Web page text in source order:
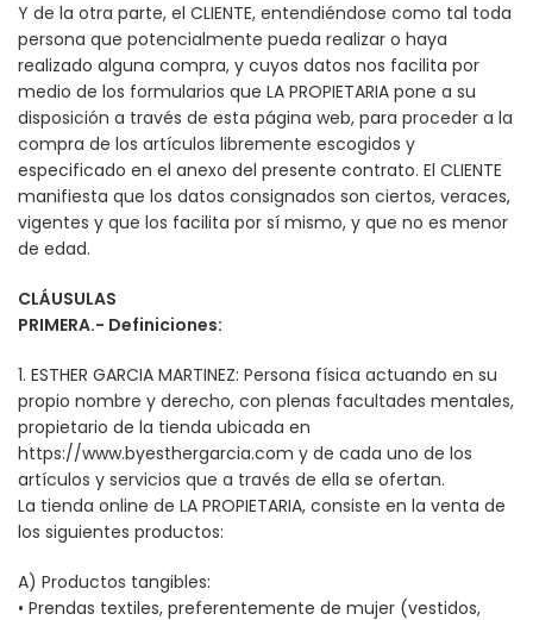
Y de la otra parte, el CLIENTE, entendiéndose como tal toda
persona que potencialmente pueda realizar o haya
realizado alguna compra, y cuyos datos nos facilita por
medio de los formularios que LA PROPIETARIA pone a su
disposición a través de esta página web, para proceder a la
compra de los artículos libremente escogidos y
especificado en el anexo del presente contrato. El CLIENTE
manifiesta que los datos consignados son ciertos, veraces,
vigentes y que los facilita por sí mismo, y que no es menor
de edad.
CLÁUSULAS
PRIMERA.- Definiciones:
1. ESTHER GARCIA MARTINEZ: Persona física actuando en su
propio nombre y derecho, con plenas facultades mentales,
propietario de la tienda ubicada en
https://www.byesthergarcia.com y de cada uno de los
artículos y servicios que a través de ella se ofertan.
La tienda online de LA PROPIETARIA, consiste en la venta de
los siguientes productos:
A) Productos tangibles:
• Prendas textiles, preferentemente de mujer (vestidos,